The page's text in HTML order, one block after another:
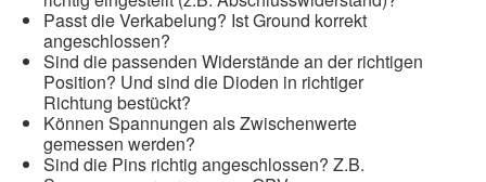
Passt die Verkabelung? Ist Ground korrekt
angeschlossen?
Sind die passenden Widerstände an der richtigen
Position? Und sind die Dioden in richtiger
Richtung bestückt?
Können Spannungen als Zwischenwerte
gemessen werden?
Sind die Pins richtig angeschlossen? Z.B.